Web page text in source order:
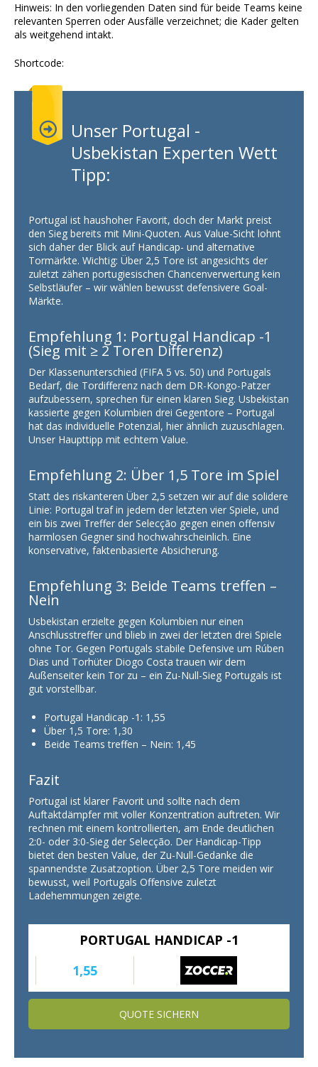
Hinweis: In den vorliegenden Daten sind für beide Teams keine
relevanten Sperren oder Ausfälle verzeichnet; die Kader gelten
als weitgehend intakt.
Shortcode:
Unser Portugal -
Usbekistan Experten Wett
Tipp:
Portugal ist haushoher Favorit, doch der Markt preist
den Sieg bereits mit Mini-Quoten. Aus Value-Sicht lohnt
sich daher der Blick auf Handicap- und alternative
Tormärkte. Wichtig: Über 2,5 Tore ist angesichts der
zuletzt zähen portugiesischen Chancenverwertung kein
Selbstläufer – wir wählen bewusst defensivere Goal-
Märkte.
Empfehlung 1: Portugal Handicap -1
(Sieg mit ≥ 2 Toren Differenz)
Der Klassenunterschied (FIFA 5 vs. 50) und Portugals
Bedarf, die Tordifferenz nach dem DR-Kongo-Patzer
aufzubessern, sprechen für einen klaren Sieg. Usbekistan
kassierte gegen Kolumbien drei Gegentore – Portugal
hat das individuelle Potenzial, hier ähnlich zuzuschlagen.
Unser Haupttipp mit echtem Value.
Empfehlung 2: Über 1,5 Tore im Spiel
Statt des riskanteren Über 2,5 setzen wir auf die solidere
Linie: Portugal traf in jedem der letzten vier Spiele, und
ein bis zwei Treffer der Selecção gegen einen offensiv
harmlosen Gegner sind hochwahrscheinlich. Eine
konservative, faktenbasierte Absicherung.
Empfehlung 3: Beide Teams treffen –
Nein
Usbekistan erzielte gegen Kolumbien nur einen
Anschlusstreffer und blieb in zwei der letzten drei Spiele
ohne Tor. Gegen Portugals stabile Defensive um Rúben
Dias und Torhüter Diogo Costa trauen wir dem
Außenseiter kein Tor zu – ein Zu-Null-Sieg Portugals ist
gut vorstellbar.
Portugal Handicap -1: 1,55
Über 1,5 Tore: 1,30
Beide Teams treffen – Nein: 1,45
Fazit
Portugal ist klarer Favorit und sollte nach dem
Auftaktdämpfer mit voller Konzentration auftreten. Wir
rechnen mit einem kontrollierten, am Ende deutlichen
2:0- oder 3:0-Sieg der Selecção. Der Handicap-Tipp
bietet den besten Value, der Zu-Null-Gedanke die
spannendste Zusatzoption. Über 2,5 Tore meiden wir
bewusst, weil Portugals Offensive zuletzt
Ladehemmungen zeigte.
PORTUGAL HANDICAP -1
1,55
QUOTE SICHERN